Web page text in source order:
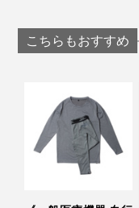
こちらもおすすめ